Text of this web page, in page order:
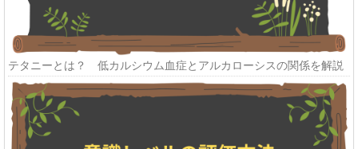
テタニーとは？ 低カルシウム血症とアルカローシスの関係を解説